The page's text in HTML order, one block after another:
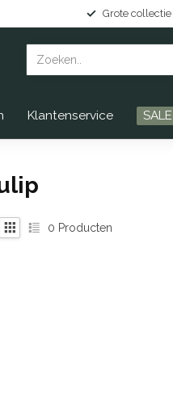
Grote collectie
Klantenservice SALE
0 Producten